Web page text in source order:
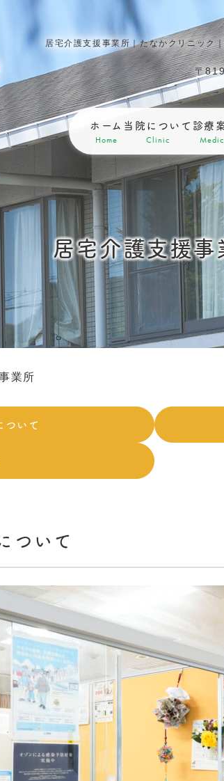
居宅介護支援事業所｜たなかクリニック
〒
ホーム
Home
当院について
Clinic
診療
居宅介護支援事
業所
ついて
ついて